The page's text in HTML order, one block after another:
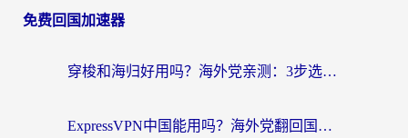
免费回国加速器
穿梭和海归好用吗？海外党亲测：3步选对回国加速器，无缝刷国内剧玩手游
ExpressVPN中国能用吗？海外党翻回国内的加速器选择指南（附番茄加速器实测）